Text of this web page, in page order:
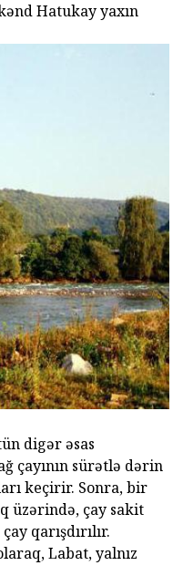
Hatukay yaxın
digər əsas
çayının sürətlə dərin
keçirir. Sonra, bir
üzərində, çay sakit
qarışdırılır.
Labat, yalnız